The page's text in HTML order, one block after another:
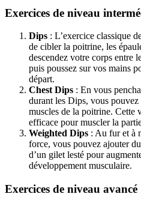
Exercices de niveau
Dips : L’exercice classique
de cibler la poitrine, les
descendez votre corps entre
puis poussez sur vos mains
départ.
Chest Dips : En vous
durant les Dips, vous pouvez
muscles de la poitrine. Cette
efficace pour muscler la
Weighted Dips : Au fur et à
force, vous pouvez ajouter
d’un gilet lesté pour
développement musculaire.
Exercices de niveau avancé